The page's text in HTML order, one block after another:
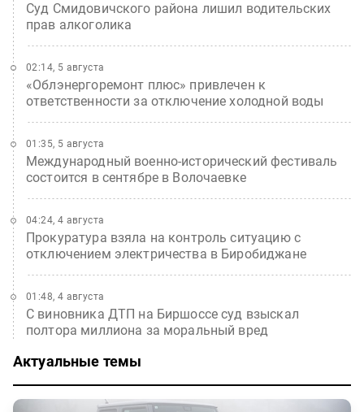
Суд Смидовичского района лишил водительских
прав алкоголика
«Облэнергоремонт плюс» привлечен к
ответственности за отключение холодной воды
02:14, 5 августа
Международный военно-исторический фестиваль
состоится в сентябре в Волочаевке
01:35, 5 августа
Прокуратура взяла на контроль ситуацию с
отключением электричества в Биробиджане
04:24, 4 августа
С виновника ДТП на Биршоссе суд взыскал
полтора миллиона за моральный вред
01:48, 4 августа
Актуальные темы